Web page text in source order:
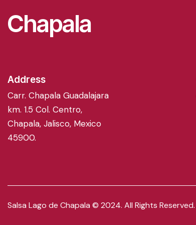
Chapala
Address
Carr. Chapala Guadalajara
km. 1.5 Col. Centro,
Chapala, Jalisco, Mexico
45900.
Salsa Lago de Chapala © 2024. All Rights Reserved.